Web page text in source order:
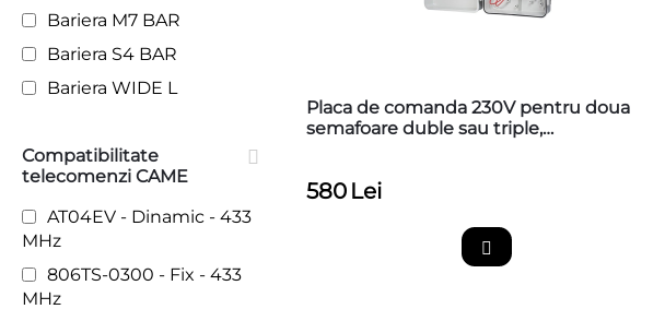
Bariera M7 BAR
Bariera S4 BAR
Bariera WIDE L
Bariera WIDE S
CAME DIR
BRUSHLESS GPT40AGS -
803BB-0070
Compatibilitate
telecomenzi CAME
AT04EV - Dinamic - 433
MHz
806TS-0300 - Fix - 433
MHz
Placa de comanda 230V pentru doua
semafoare duble sau triple,
580 Lei